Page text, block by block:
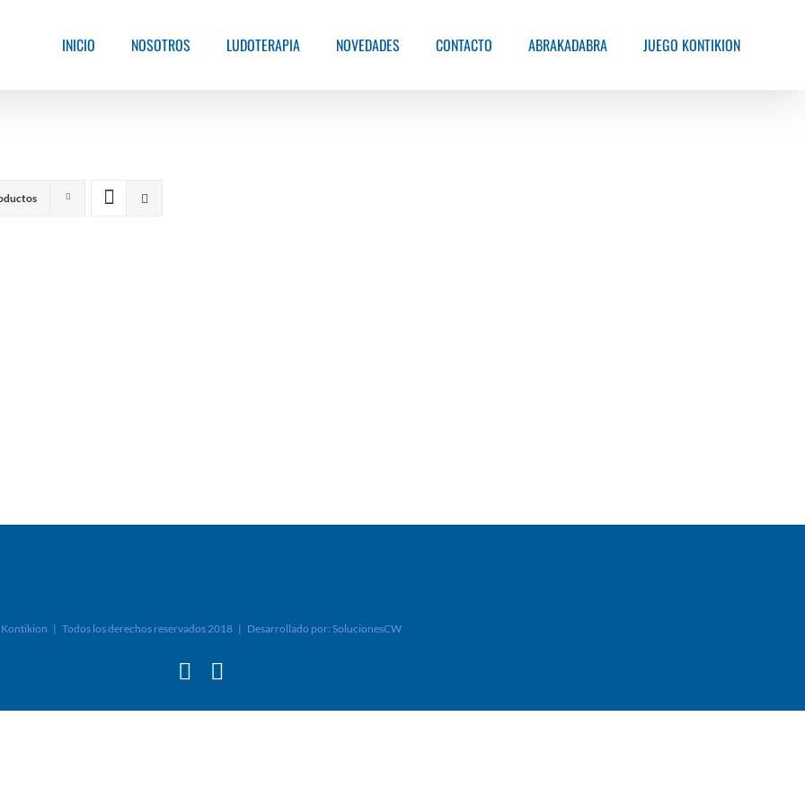
INICIO NOSOTROS LUDOTERAPIA NOVEDADES CONTACTO ABRAKADABRA JUEGO KONTIKION
Kontikion | Todos los derechos reservados 2018 | Desarrollado por: SolucionesCW
Facebook